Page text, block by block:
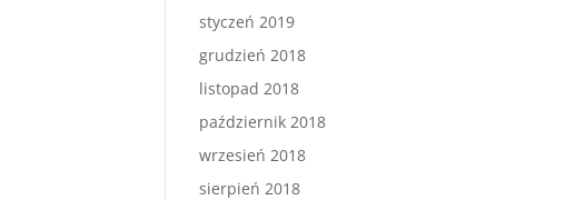
styczeń 2019
grudzień 2018
listopad 2018
październik 2018
wrzesień 2018
sierpień 2018